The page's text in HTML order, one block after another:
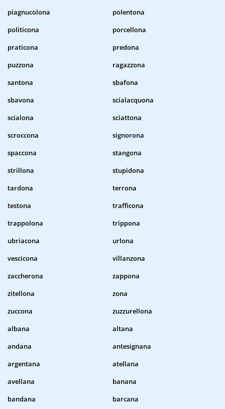
piagnucolona
polentona
politicona
porcellona
praticona
predona
puzzona
ragazzona
santona
sbafona
sbavona
scialacquona
scialona
sciattona
scroccona
signorona
spaccona
stangona
strillona
stupidona
tardona
terrona
testona
trafficona
trappolona
trippona
ubriacona
urlona
vescicona
villanzona
zaccherona
zappona
zitellona
zona
zuccona
zuzzurellona
albana
altana
andana
antesignana
argentana
atellana
avellana
banana
bandana
barcana